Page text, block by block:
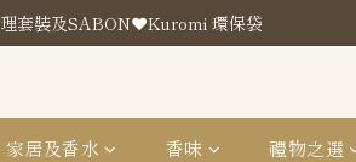
套裝及SABON❤️Kuromi 環保袋
套裝及SABON❤️Kuromi 環保袋
套裝及SABON❤️Kuromi 環保袋
家居及香水 香味 禮物之選